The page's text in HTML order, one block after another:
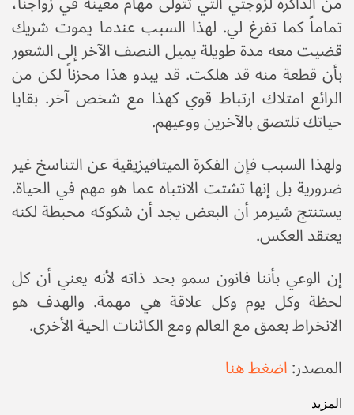
تماماً كما تفرغ لي. لهذا السبب عندما يموت شريك
قضيت معه مدة طويلة يميل النصف الآخر إلى الشعور
بأن قطعة منه قد هلكت. قد يبدو هذا محزناً لكن من
الرائع امتلاك ارتباط قوي كهذا مع شخص آخر. بقايا
حياتك تلتصق بالآخرين ووعيهم.
ولهذا السبب فإن الفكرة الميتافيزيقية عن التناسخ غير
ضرورية بل إنها تشتت الانتباه عما هو مهم في الحياة.
يستنتج شيرمر أن البعض يجد أن شكوكه محبطة لكنه
يعتقد العكس.
إن الوعي بأننا فانون سمو بحد ذاته لأنه يعني أن كل
لحظة وكل يوم وكل علاقة هي مهمة. والهدف هو
الانخراط بعمق مع العالم ومع الكائنات الحية الأخرى.
المصدر:اضغط هنا
المزيد